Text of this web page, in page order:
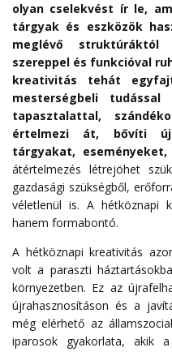
olyan cselekvést ír le,
tárgyak és eszközök
meglévő
szereppel és funkcióval
kreativitás tehát
mesterségbeli
tapasztalattal,
értelmezi át, bővíti
tárgyakat,
átértelmezés létrejöhet
gazdasági szükségből,
véletlenül is. A hétköznapi
hanem formabontó.
A hétköznapi kreativitás
volt a paraszti
környezetben. Ez az
újrahasznosításon és a
még elérhető az
iparosok gyakorlata, akik